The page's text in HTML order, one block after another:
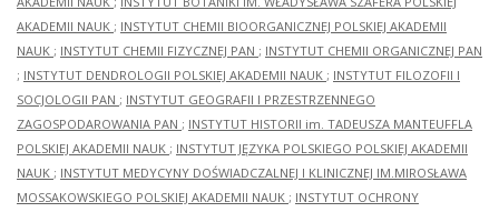
AKADEMII NAUK ; INSTYTUT CHEMII BIOORGANICZNEJ POLSKIEJ AKADEMII
NAUK ; INSTYTUT CHEMII FIZYCZNEJ PAN ; INSTYTUT CHEMII ORGANICZNEJ PAN
; INSTYTUT DENDROLOGII POLSKIEJ AKADEMII NAUK ; INSTYTUT FILOZOFII I
SOCJOLOGII PAN ; INSTYTUT GEOGRAFII I PRZESTRZENNEGO
ZAGOSPODAROWANIA PAN ; INSTYTUT HISTORII im. TADEUSZA MANTEUFFLA
POLSKIEJ AKADEMII NAUK ; INSTYTUT JĘZYKA POLSKIEGO POLSKIEJ AKADEMII
NAUK ; INSTYTUT MEDYCYNY DOŚWIADCZALNEJ I KLINICZNEJ IM.MIROSŁAWA
MOSSAKOWSKIEGO POLSKIEJ AKADEMII NAUK ; INSTYTUT OCHRONY